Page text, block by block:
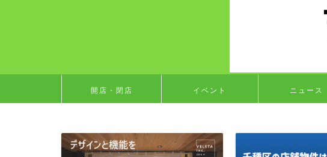
開店・閉店 イベント ニュース